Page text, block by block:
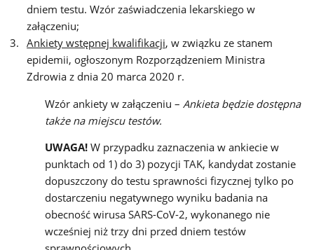
dniem testu. Wzór zaświadczenia lekarskiego w
załączeniu;
Ankiety wstępnej kwalifikacji, w związku ze stanem
epidemii, ogłoszonym Rozporządzeniem Ministra
Zdrowia z dnia 20 marca 2020 r.
Wzór ankiety w załączeniu – Ankieta będzie dostępna
także na miejscu testów.
UWAGA!W przypadku zaznaczenia w ankiecie w
punktach od 1) do 3) pozycji TAK, kandydat zostanie
dopuszczony do testu sprawności fizycznej tylko po
dostarczeniu negatywnego wyniku badania na
obecność wirusa SARS-CoV-2, wykonanego nie
wcześniej niż trzy dni przed dniem testów